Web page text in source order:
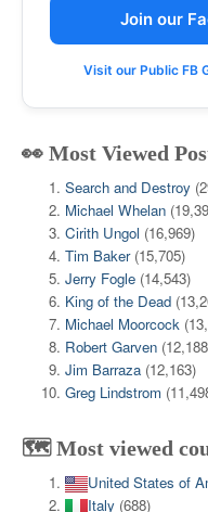
Join our
Visit our Public FB
👀 Most Viewed
Search and Destroy
Michael Whelan
Cirith Ungol (16,969)
Tim Baker (15,705)
Jerry Fogle (14,543)
King of the Dead
Michael Moorcock
Robert Garven
Jim Barraza (12,163)
Greg Lindstrom
🗺️ Most viewed
United States of
Italy (688)